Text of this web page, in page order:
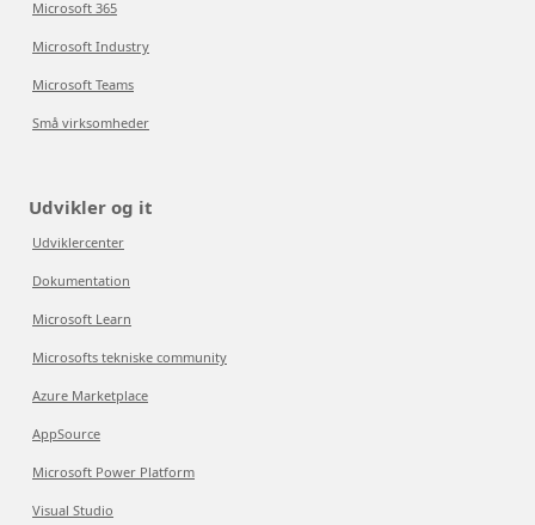
Microsoft 365
Microsoft Industry
Microsoft Teams
Små virksomheder
Udvikler og it
Udviklercenter
Dokumentation
Microsoft Learn
Microsofts tekniske community
Azure Marketplace
AppSource
Microsoft Power Platform
Visual Studio